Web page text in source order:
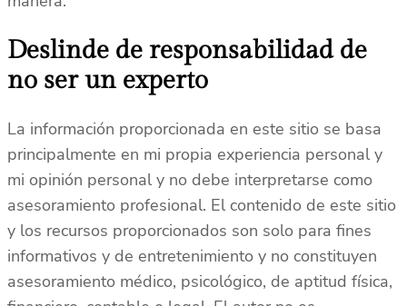
Deslinde de responsabilidad de
no ser un experto
La información proporcionada en este sitio se basa
principalmente en mi propia experiencia personal y
mi opinión personal y no debe interpretarse como
asesoramiento profesional. El contenido de este sitio
y los recursos proporcionados son solo para fines
informativos y de entretenimiento y no constituyen
asesoramiento médico, psicológico, de aptitud física,